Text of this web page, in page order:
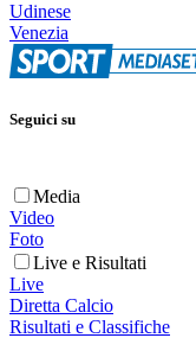
Udinese
Venezia
Seguici su
Media
Video
Foto
Live e Risultati
Live
Diretta Calcio
Risultati e Classifiche